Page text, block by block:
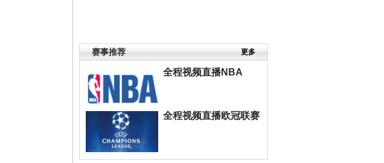
赛事推荐 更多
全程视频直播NBA
全程视频直播欧冠联赛